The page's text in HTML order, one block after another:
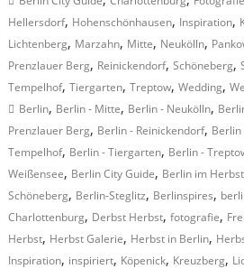
Hellersdorf, Hohenschönhausen, Inspiration,
Lichtenberg, Marzahn, Mitte, Neukölln,
Prenzlauer Berg, Reinickendorf,Schöneberg,
Tempelhof,Tiergarten,Treptow,Wedding,
Berlin, Berlin - Mitte, Berlin - Neukölln,
Prenzlauer Berg, Berlin - Reinickendorf, Berlin
Tempelhof, Berlin - Tiergarten, Berlin -
Weißensee, Berlin City Guide, Berlin im Herbst
Schöneberg, Berlin-Steglitz, Berlinspires,
Charlottenburg, Derbst Herbst,fotografie,
Herbst, Herbst Galerie, Herbst in Berlin,
Inspiration, inspiriert, Köpenick, Kreuzberg,